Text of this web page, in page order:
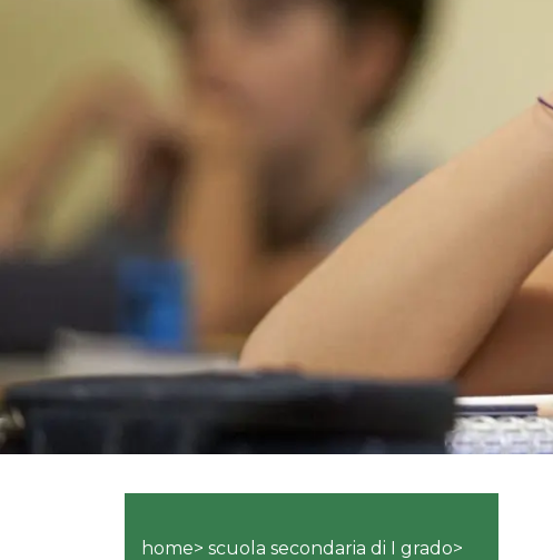
home> scuola secondaria di I grado>